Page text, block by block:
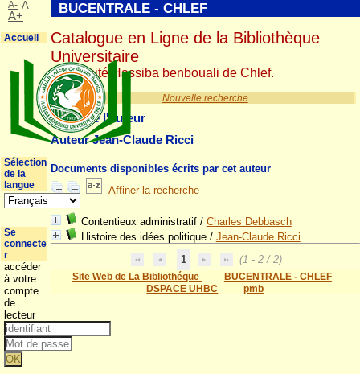
Nouvelle recherche
Détail de l'auteur
Auteur Jean-Claude Ricci
Documents disponibles écrits par cet auteur
Affiner la recherche
Contentieux administratif/ Charles Debbasch
Histoire des idées politique/ Jean-Claude Ricci
1
(1 - 2 / 2)
Site Web de La Bibliothéque
BUCENTRALE - CHLEF
DSPACE UHBC
pmb
BUCENTRALE - CHLEF
Catalogue en Ligne de la Bibliothèque
Universitaire
Université Hassiba benbouali de Chlef.
A- A
A+
Accueil
Sélection
de la
langue
Se
connecte
r
accéder
à votre
compte
de
lecteur